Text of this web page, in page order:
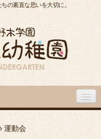
の素直な思いを大切に。
について
運動会